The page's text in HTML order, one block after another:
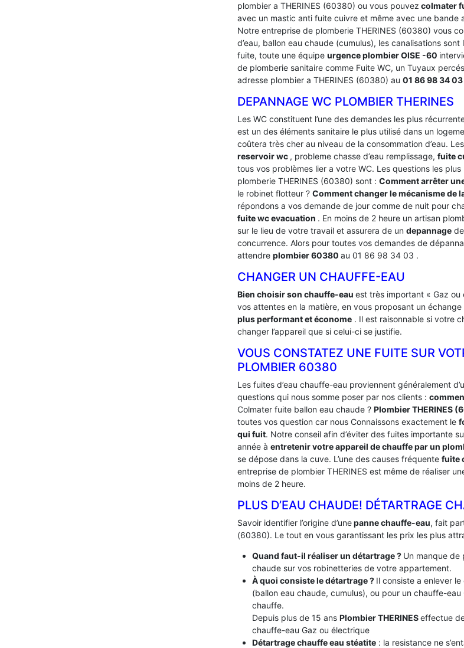
plombier a THERINES (60380) ou vous pouvez colmater
avec un mastic anti fuite cuivre et même avec une
Notre entreprise de plomberie THERINES (60380) vous
d’eau, ballon eau chaude (cumulus), les canalisations
fuite, toute une équipe urgence plombier OISE -60
de plomberie sanitaire comme Fuite WC, un Tuyaux
adresse plombier a THERINES (60380) au 01 86 98 34 03
DEPANNAGE WC PLOMBIER THERINES
Les WC constituent l’une des demandes les plus
est un des éléments sanitaire le plus utilisé dans un
coûtera très cher au niveau de la consommation d’eau.
reservoir wc , probleme chasse d’eau remplissage, fuite
tous vos problèmes lier a votre WC. Les questions les
plomberie THERINES (60380) sont : Comment arrêter
le robinet flotteur ? Comment changer le mécanisme de
répondons a vos demande de jour comme de nuit pour
fuite wc evacuation . En moins de 2 heure un artisan
sur le lieu de votre travail et assurera de un depannage
concurrence. Alors pour toutes vos demandes de
attendre plombier 60380 au 01 86 98 34 03 .
CHANGER UN CHAUFFE-EAU
Bien choisir son chauffe-eau est très important « Gaz ou
vos attentes en la matière, en vous proposant un
plus performant et économe . Il est raisonnable si votre
changer l’appareil que si celui-ci se justifie.
VOUS CONSTATEZ UNE FUITE SUR
PLOMBIER 60380
Les fuites d’eau chauffe-eau proviennent généralement
questions qui nous somme poser par nos clients :
Colmater fuite ballon eau chaude ? Plombier THERINES
toutes vos question car nous Connaissons exactement le
qui fuit. Notre conseil afin d’éviter des fuites importante
année à entretenir votre appareil de chauffe par un
se dépose dans la cuve. L’une des causes fréquente fuite
entreprise de plombier THERINES est même de réaliser
moins de 2 heure.
PLUS D’EAU CHAUDE! DÉTARTRAGE
Savoir identifier l’origine d’unepanne chauffe-eau, fait
(60380). Le tout en vous garantissant les prix les plus
Quand faut-il réaliser un détartrage ? Un manque de
chaude sur vos robinetteries de votre appartement.
À quoi consiste le détartrage ? Il consiste a enlever
(ballon eau chaude, cumulus), ou pour un chauffe-
chauffe.
Depuis plus de 15 ans Plombier THERINESeffectue
chauffe-eau Gaz ou électrique
Détartrage chauffe eau stéatite: la resistance ne